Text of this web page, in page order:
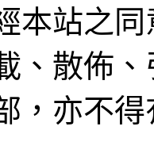
本站之
、散佈
，亦不